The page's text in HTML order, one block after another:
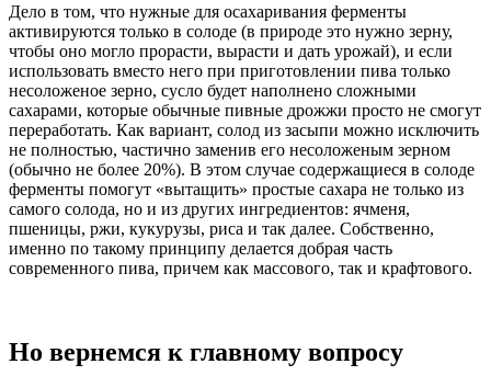
Дело в том, что нужные для осахаривания ферменты
активируются только в солоде (в природе это нужно зерну,
чтобы оно могло прорасти, вырасти и дать урожай), и если
использовать вместо него при приготовлении пива только
несоложеное зерно, сусло будет наполнено сложными
сахарами, которые обычные пивные дрожжи просто не смогут
переработать. Как вариант, солод из засыпи можно исключить
не полностью, частично заменив его несоложеным зерном
(обычно не более 20%). В этом случае содержащиеся в солоде
ферменты помогут «вытащить» простые сахара не только из
самого солода, но и из других ингредиентов: ячменя,
пшеницы, ржи, кукурузы, риса и так далее. Собственно,
именно по такому принципу делается добрая часть
современного пива, причем как массового, так и крафтового.
Но вернемся к главному вопросу